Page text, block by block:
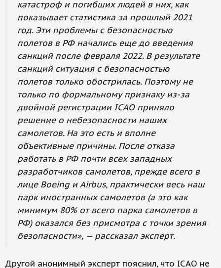
катастроф и погибших людей в них, как
показывает статистика за прошлый 2021
год. Эти проблемы с безопасностью
полетов в РФ начались еще до введения
санкций после февраля 2022. В результате
санкций ситуация с безопасностью
полетов только обострилась. Поэтому не
только по формальному признаку из-за
двойной регистрации ICAO приняло
решение о небезопасности наших
самолетов. На это есть и вполне
объективные причины. После отказа
работать в РФ почти всех западных
разработчиков самолетов, прежде всего в
лице Boeing и Airbus, практически весь наш
парк иностранных самолетов (а это как
минимум 80% от всего парка самолетов в
РФ) оказался без присмотра с точки зрения
безопасности», — рассказал эксперт.
Другой анонимный эксперт пояснил, что ICAO не